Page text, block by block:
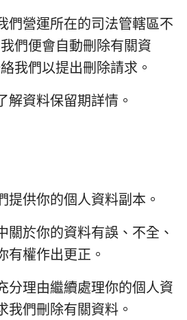
們營運所在的司法管轄區不
們便會自動刪除有關資
我們以提出刪除請求。
解資料保留期詳情。
提供你的個人資料副本。
關於你的資料有誤、不全、
有權作出更正。
分理由繼續處理你的個人資
我們刪除有關資料。